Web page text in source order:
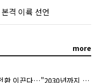
격 이륙 선언
more
AI로 제조업 대전환 이끈다…"2030년까지 민관합동 20조 투자"